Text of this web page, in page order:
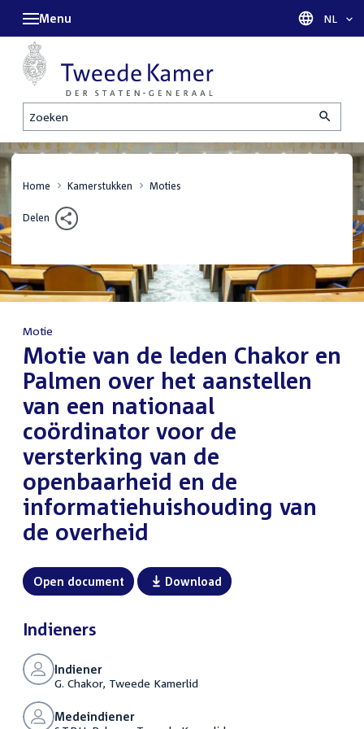
Zoeken
Menu Taal
NL
Home Kamerstukken Moties
Delen
Motie
:Motie van de leden Chakor en
Palmen over het aanstellen
van een nationaal
coördinator voor de
versterking van de
openbaarheid en de
informatiehuishouding van
de overheid
Open document Download
Indieners
Indiener
G. Chakor, Tweede Kamerlid
Medeindiener